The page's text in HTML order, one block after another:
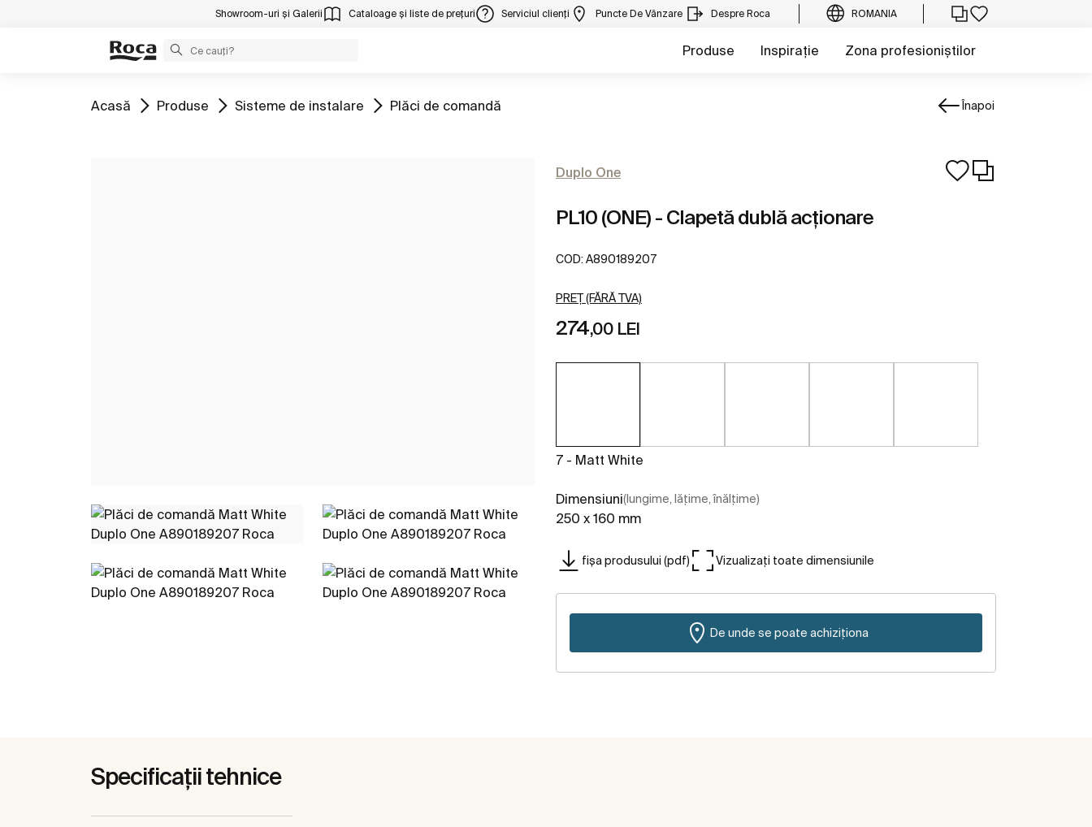
Showroom-uri și Galerii Cataloage și liste de prețuri Serviciul clienți Puncte De Vânzare Despre Roca ROMANIA
Produse Inspirație Zona profesioniștilor
Mergeți la
Acasă Mergeți la
Produse Mergeți la
Sisteme de instalare Mergeți la
Plăci de comandă Înapoi
Duplo One
PL10 (ONE) - Clapetă dublă acționare
COD: A890189207
PREȚ (FĂRĂ TVA)
274,00 LEI
7 - Matt White
Dimensiuni(lungime, lățime, înălțime)
250 x 160 mm
fișa produsului (pdf) Vizualizați toate dimensiunile
De unde se poate achiziționa
Specificații tehnice